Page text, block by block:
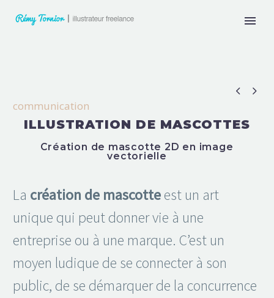
 
communication
ILLUSTRATION DE MASCOTTES
Création de mascotte 2D en image
vectorielle
La création de mascotteest un art
unique qui peut donner vie à une
entreprise ou à une marque. C’est un
moyen ludique de se connecter à son
public, de se démarquer de la concurrence